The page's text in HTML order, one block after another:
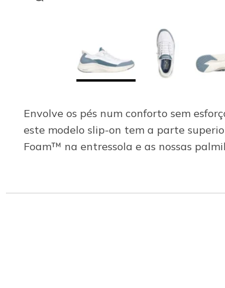
Envolve os pés num conforto sem
este modelo slip-on tem a parte
Foam™ na entressola e as nossas